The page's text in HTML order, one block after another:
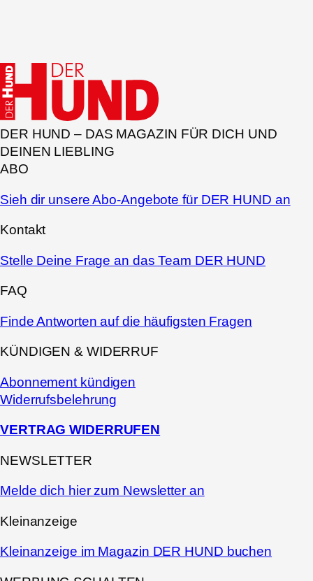
DER HUND – DAS MAGAZIN FÜR DICH UND
DEINEN LIEBLING
ABO
Sieh dir unsere Abo-Angebote für DER HUND an
Kontakt
Stelle Deine Frage an das Team DER HUND
FAQ
Finde Antworten auf die häufigsten Fragen
KÜNDIGEN & WIDERRUF
Abonnement kündigen
Widerrufsbelehrung
VERTRAG WIDERRUFEN
NEWSLETTER
Melde dich hier zum Newsletter an
Kleinanzeige
Kleinanzeige im Magazin DER HUND buchen